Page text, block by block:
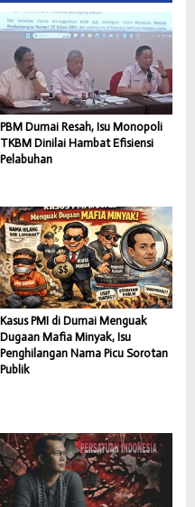
PBM Dumai Resah, Isu Monopoli
TKBM Dinilai Hambat Efisiensi
Pelabuhan
Kasus PMI di Dumai Menguak
Dugaan Mafia Minyak, Isu
Penghilangan Nama Picu Sorotan
Publik